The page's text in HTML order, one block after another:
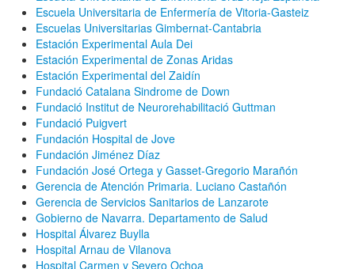
Escuela Universitaria de Enfermería de Vitoria-Gasteiz
Escuelas Universitarias Gimbernat-Cantabria
Estación Experimental Aula Dei
Estación Experimental de Zonas Aridas
Estación Experimental del Zaidín
Fundació Catalana Sindrome de Down
Fundació Institut de Neurorehabilitació Guttman
Fundació Puigvert
Fundación Hospital de Jove
Fundación Jiménez Díaz
Fundación José Ortega y Gasset-Gregorio Marañón
Gerencia de Atención Primaria. Luciano Castañón
Gerencia de Servicios Sanitarios de Lanzarote
Gobierno de Navarra. Departamento de Salud
Hospital Álvarez Buylla
Hospital Arnau de Vilanova
Hospital Carmen y Severo Ochoa